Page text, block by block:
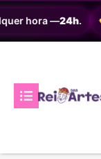
hora —24h.